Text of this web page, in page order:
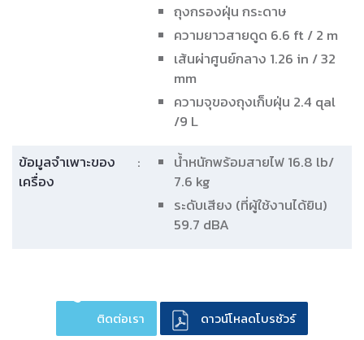
ถุงกรองฝุ่น กระดาษ
ความยาวสายดูด 6.6 ft / 2 m
เส้นผ่าศูนย์กลาง 1.26 in / 32
mm
ความจุของถุงเก็บฝุ่น 2.4 qal
/9 L
ข้อมูลจำเพาะของ
เครื่อง
:
น้ำหนักพร้อมสายไฟ 16.8 lb/
7.6 kg
ระดับเสียง (ที่ผู้ใช้งานได้ยิน)
59.7 dBA
ติดต่อเรา ดาวน์โหลดโบรชัวร์